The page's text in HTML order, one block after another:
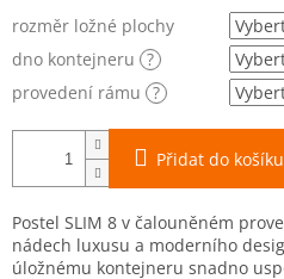
rozměr ložné plochy
dno kontejneru ?
provedení rámu ?
Přidat do košíku
Postel SLIM 8 v čalouněném
nádech luxusu a moderního
úložnému kontejneru snadno